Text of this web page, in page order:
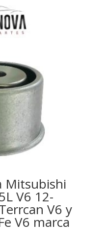
Mitsubishi
V6 12-
V6 y
V6 marca